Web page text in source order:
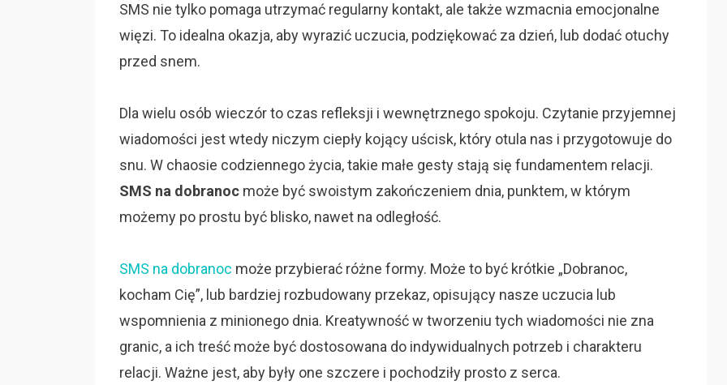
SMS nie tylko pomaga utrzymać regularny kontakt, ale także wzmacnia emocjonalne
więzi. To idealna okazja, aby wyrazić uczucia, podziękować za dzień, lub dodać otuchy
przed snem.
Dla wielu osób wieczór to czas refleksji i wewnętrznego spokoju. Czytanie przyjemnej
wiadomości jest wtedy niczym ciepły kojący uścisk, który otula nas i przygotowuje do
snu. W chaosie codziennego życia, takie małe gesty stają się fundamentem relacji.
SMS na dobranoc może być swoistym zakończeniem dnia, punktem, w którym
możemy po prostu być blisko, nawet na odległość.
SMS na dobranoc może przybierać różne formy. Może to być krótkie „Dobranoc,
kocham Cię”, lub bardziej rozbudowany przekaz, opisujący nasze uczucia lub
wspomnienia z minionego dnia. Kreatywność w tworzeniu tych wiadomości nie zna
granic, a ich treść może być dostosowana do indywidualnych potrzeb i charakteru
relacji. Ważne jest, aby były one szczere i pochodziły prosto z serca.